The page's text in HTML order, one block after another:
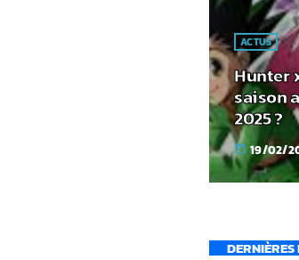
ACTUS
Hunter
saison
2025 ?
today 19/02/